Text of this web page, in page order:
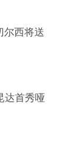
尔西将送
达首秀哑